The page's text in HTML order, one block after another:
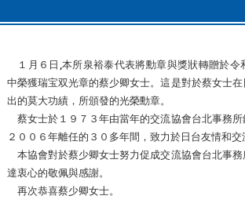
１月６日,本所泉裕泰代表將勳章與獎狀轉贈於令
中榮獲瑞宝双光章的蔡少卿女士。這是對於蔡女士
出的莫大功績，所頒發的光榮勳章。
蔡女士於１９７３年由當年的交流協會台北事務所
２００６年離任的３０多年間，致力於日台友情和交
本協會對於蔡少卿女士努力促成交流協會台北事
達衷心的敬佩與感謝。
再次恭喜蔡少卿女士。